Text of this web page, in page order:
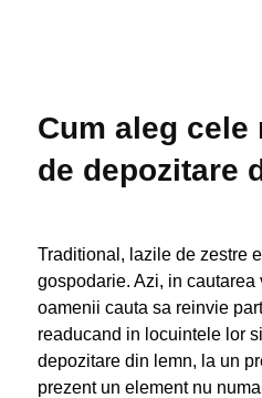
Cum aleg cele
de depozitare
Traditional, lazile de zestre
gospodarie. Azi, in
oamenii cauta sa reinvie
readucand in locuintele lor
depozitare din lemn, la un
prezent un element nu